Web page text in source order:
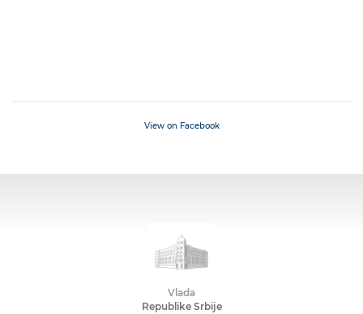
View on Facebook
Vlada
Republike Srbije